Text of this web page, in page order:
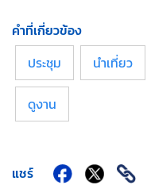
คำที่เกี่ยวข้อง
ประชุม
นำเที่ยว
ดูงาน
แชร์